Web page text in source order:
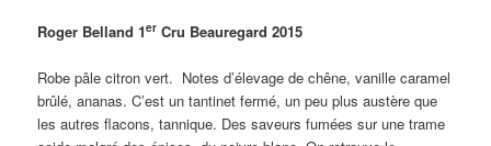
Roger Belland 1er Cru Beauregard 2015
Robe pâle citron vert. Notes d’élevage de chêne, vanille caramel
brûlé, ananas. C’est un tantinet fermé, un peu plus austère que
les autres flacons, tannique. Des saveurs fumées sur une trame